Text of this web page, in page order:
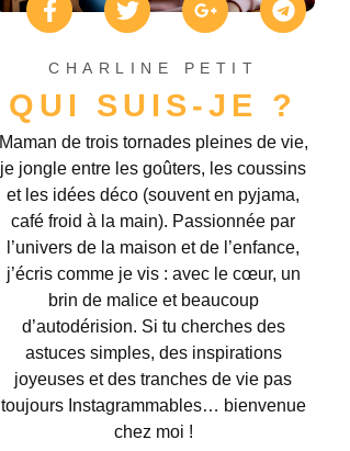
CHARLINE PETIT
QUI SUIS-JE ?
Maman de trois tornades pleines de vie,
je jongle entre les goûters, les coussins
et les idées déco (souvent en pyjama,
café froid à la main). Passionnée par
l’univers de la maison et de l’enfance,
j’écris comme je vis : avec le cœur, un
brin de malice et beaucoup
d’autodérision. Si tu cherches des
astuces simples, des inspirations
joyeuses et des tranches de vie pas
toujours Instagrammables… bienvenue
chez moi !